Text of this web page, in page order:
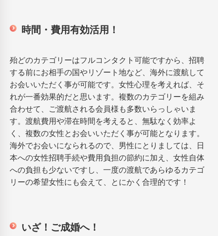
時間・費用有効活用！
殆どのカテゴリーはフルコンタクト可能ですから、招聘
する前にお相手の国やリゾート地など、海外に渡航して
お会いいただく事が可能です。女性心理を考えれば、そ
れが一番効果的だと思います。複数のカテゴリーを組み
合わせて、ご渡航される会員様も多数いらっしゃいま
す。渡航費用や滞在時間を考えると、無駄なく効率よ
く、複数の女性とお会いいただく事が可能となります。
海外でお会いになられるので、男性にとりましては、日
本への女性招聘手続や費用負担の節約に加え、女性自体
への負担も少ないですし、一度の渡航であらゆるカテゴ
リーの希望女性にも会えて、とにかく合理的です！
いざ！ご成婚へ！